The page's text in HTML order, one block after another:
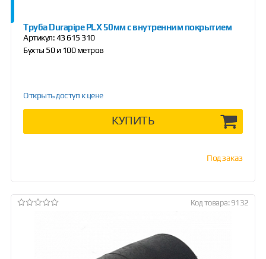
Труба Durapipe PLX 50мм с внутренним покрытием
Артикул:43 615 310
Бухты 50 и 100 метров
Открыть доступ к цене
КУПИТЬ
Под заказ
Код товара: 9132